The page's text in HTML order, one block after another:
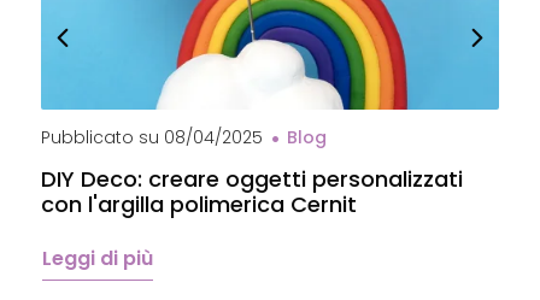
Pubblicato su 08/04/2025 Blog
DIY Deco: creare oggetti personalizzati
con l'argilla polimerica Cernit
Leggi di più